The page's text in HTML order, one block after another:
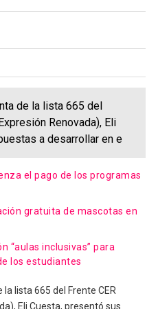
de la lista 665 del
Renovada), Eli
a desarrollar en e
el pago de los programas
gratuita de mascotas en
“aulas inclusivas” para
los estudiantes
lista 665 del Frente CER
Eli Cuesta, presentó sus